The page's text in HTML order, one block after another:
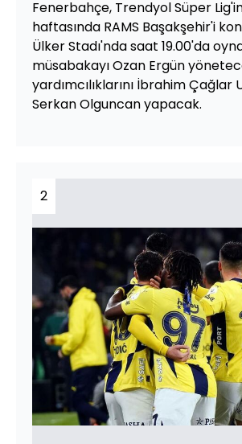
Fenerbahçe, Trendyol Süper Lig'in
haftasında RAMS Başakşehir'i
Ülker Stadı'nda saat 19.00'da
müsabakayı Ozan Ergün
yardımcılıklarını İbrahim Çağlar
Serkan Olguncan yapacak.
2